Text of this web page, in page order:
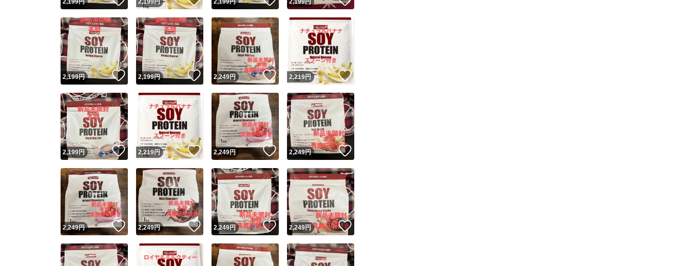
スピード発送 このユーザーは高頻度で24時間以内に発送しています
安心発送 このユーザーは設定した発送日数内に発送しています
2,199円 2,199円 2,199円 2,199円
2,199円 いいね！
2,199円 いいね！
2,249円 いいね！
2,219円 いいね！
2,199円 いいね！
2,219円 いいね！
2,249円 いいね！
2,249円
2,249円 いいね！
2,249円 いいね！
2,249円 いいね！
2,249円